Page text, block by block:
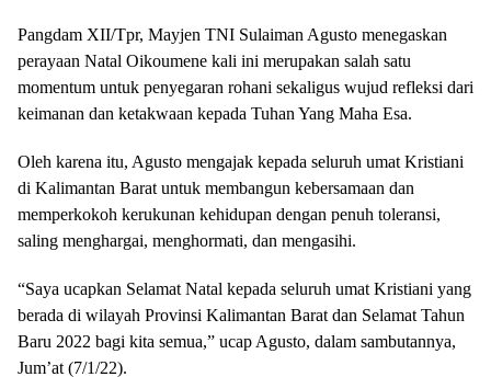
Pangdam XII/Tpr, Mayjen TNI Sulaiman Agusto menegaskan
perayaan Natal Oikoumene kali ini merupakan salah satu
momentum untuk penyegaran rohani sekaligus wujud refleksi dari
keimanan dan ketakwaan kepada Tuhan Yang Maha Esa.
Oleh karena itu, Agusto mengajak kepada seluruh umat Kristiani
di Kalimantan Barat untuk membangun kebersamaan dan
memperkokoh kerukunan kehidupan dengan penuh toleransi,
saling menghargai, menghormati, dan mengasihi.
“Saya ucapkan Selamat Natal kepada seluruh umat Kristiani yang
berada di wilayah Provinsi Kalimantan Barat dan Selamat Tahun
Baru 2022 bagi kita semua,” ucap Agusto, dalam sambutannya,
Jum’at (7/1/22).